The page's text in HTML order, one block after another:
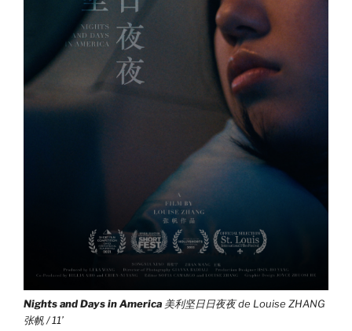
Nights and Days in America 美利坚日日夜夜 de Louise ZHANG
张帆 / 11’